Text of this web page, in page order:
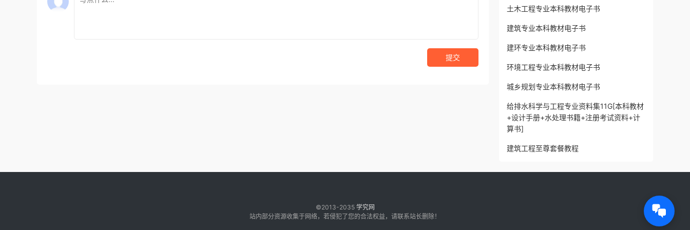
提交
土木工程专业本科教材电子书
建筑专业本科教材电子书
建环专业本科教材电子书
环境工程专业本科教材电子书
城乡规划专业本科教材电子书
给排水科学与工程专业资料集11G[本科教材
+设计手册+水处理书籍+注册考试资料+计
算书]
建筑工程至尊套餐教程
©2013-2035 学究网
站内部分资源收集于网络，若侵犯了您的合法权益，请联系站长删除！